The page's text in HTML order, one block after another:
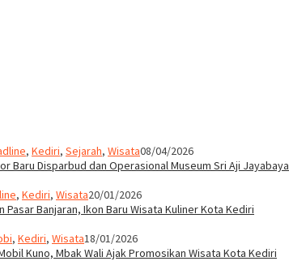
, Kediri, Sejarah, Wisata08/04/2026
Baru Disparbud dan Operasional Museum Sri Aji Jayabaya
, Kediri, Wisata20/01/2026
Pasar Banjaran, Ikon Baru Wisata Kuliner Kota Kediri
, Kediri, Wisata18/01/2026
Kuno, Mbak Wali Ajak Promosikan Wisata Kota Kediri